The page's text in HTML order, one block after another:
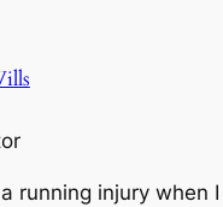
running injury when